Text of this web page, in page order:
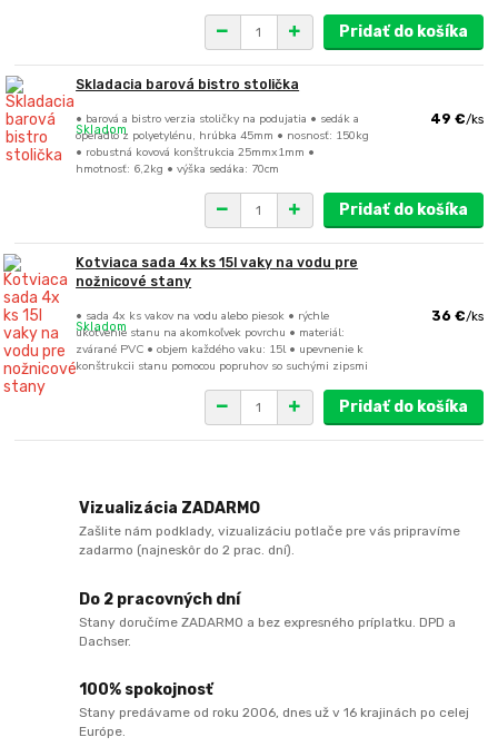
Pridať do košíka
Skladacia barová bistro stolička
• barová a bistro verzia stoličky na podujatia • sedák a
operadlo z polyetylénu, hrúbka 45mm • nosnosť: 150kg
• robustná kovová konštrukcia 25mmx1mm •
hmotnosť: 6,2kg • výška sedáka: 70cm
49 €/ks
Skladom
Pridať do košíka
Kotviaca sada 4x ks 15l vaky na vodu pre
nožnicové stany
• sada 4x ks vakov na vodu alebo piesok • rýchle
ukotvenie stanu na akomkoľvek povrchu • materiál:
zvárané PVC • objem každého vaku: 15l • upevnenie k
konštrukcii stanu pomocou popruhov so suchými zipsmi
36 €/ks
Skladom
Pridať do košíka
Vizualizácia ZADARMO
Zašlite nám podklady, vizualizáciu potlače pre vás pripravíme
zadarmo (najneskôr do 2 prac. dní).
Do 2 pracovných dní
Stany doručíme ZADARMO a bez expresného príplatku. DPD a
Dachser.
100% spokojnosť
Stany predávame od roku 2006, dnes už v 16 krajinách po celej
Európe.